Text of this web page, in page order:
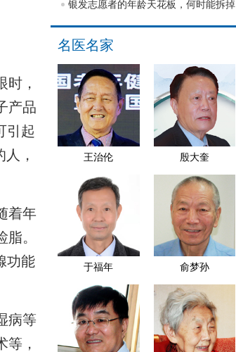
，
产品
引起
，
着年
。
功能
病等
等，
银发志愿者的年龄天花板，何时能拆掉
名医名家
王治伦 殷大奎
于福年 俞梦孙